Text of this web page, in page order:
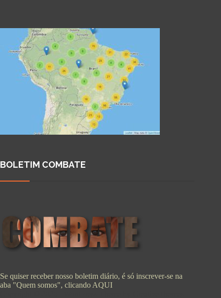
BOLETIM COMBATE
Se quiser receber nosso boletim diário, é só inscrever-se na
aba "Quem somos", clicando AQUI